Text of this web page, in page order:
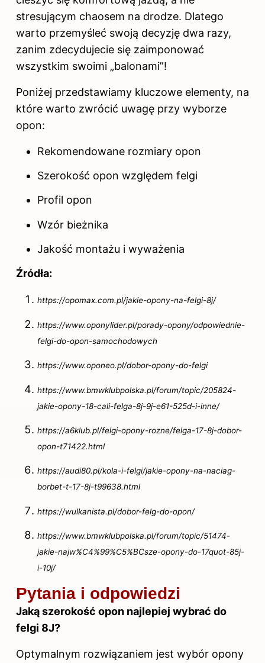
stresującym chaosem na drodze. Dlatego
warto przemyśleć swoją decyzję dwa razy,
zanim zdecydujecie się zaimponować
wszystkim swoimi „balonami”!
Poniżej przedstawiamy kluczowe elementy, na
które warto zwrócić uwagę przy wyborze
opon:
Rekomendowane rozmiary opon
Szerokość opon względem felgi
Profil opon
Wzór bieżnika
Jakość montażu i wyważenia
Źródła:
https://opomax.com.pl/jakie-opony-na-felgi-8j/
https://www.oponylider.pl/porady-opony/odpowiednie-
felgi-do-opon-samochodowych
https://www.oponeo.pl/dobor-opony-do-felgi
https://www.bmwklubpolska.pl/forum/topic/205824-
jakie-opony-18-cali-felga-8j-9j-e61-525d-i-inne/
https://a6klub.pl/felgi-opony-rozne/felga-17-8j-dobor-
opon-t71422.html
https://audi80.pl/kola-i-felgi/jakie-opony-na-naciag-
borbet-t-17-8j-t99638.html
https://wulkanista.pl/dobor-felg-do-opon/
https://www.bmwklubpolska.pl/forum/topic/51474-
jakie-najw%C4%99%C5%BCsze-opony-do-17quot-85j-
i-10j/
Pytania i odpowiedzi
Jaką szerokość opon najlepiej wybrać do
felgi 8J?
Optymalnym rozwiązaniem jest wybór opony